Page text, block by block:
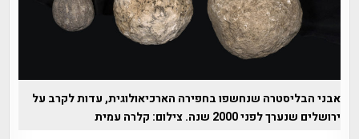
אבני הבליסטרה שנחשפו בחפירה הארכיאולוגית, עדות לקרב על
ירושלים שנערך לפני 2000 שנה. צילום: קלרה עמית